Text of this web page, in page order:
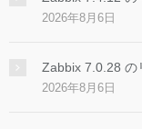
2026年8月6日
Zabbix 7.0.28 の
2026年8月6日